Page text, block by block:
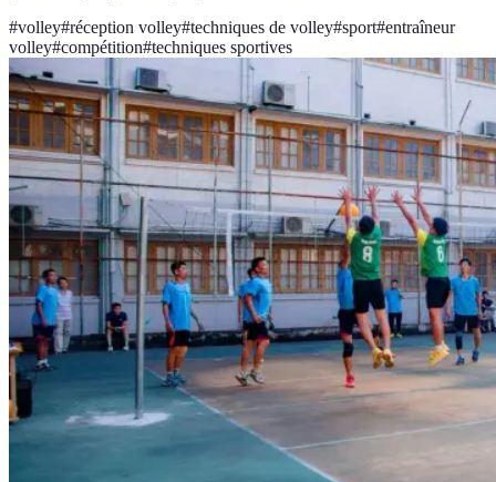
#volley#réception volley#techniques de volley#sport#entraîneur
volley#compétition#techniques sportives